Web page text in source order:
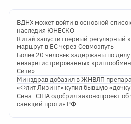
ВДНХ может войти в основной
наследия ЮНЕСКО
Китай запустит первый регулярный
маршрут в ЕС через Севморпуть
Более 20 человек задержаны по делу
незарегистрированных
Сити»
Минздрав добавил в ЖНВЛП
«Флит Лизинг» купил бывшую
Сенат США одобрил законопроект об
санкций против РФ